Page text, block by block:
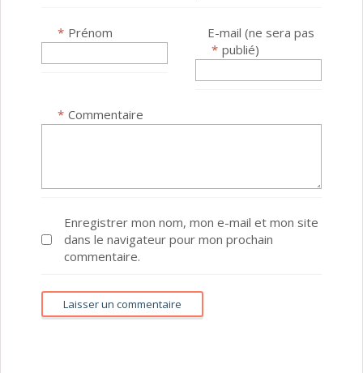
Commentaire
*
Prénom
*
E-mail (ne sera pas
publié)
*
Enregistrer mon nom, mon e-mail et mon site
dans le navigateur pour mon prochain
commentaire.